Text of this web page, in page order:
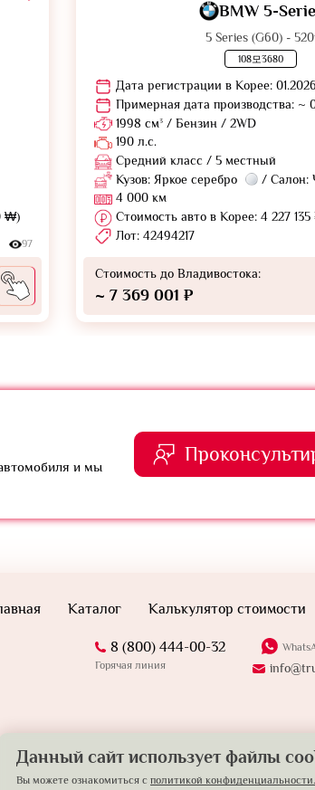
₩)
97
BMW 5-
5 Series (G60) -
108모3680
Дата регистрации в Корее: 01.2026
Примерная дата производства: ~
1998 см³ / Бензин / 2WD
190 л.с.
Средний класс / 5 местный
Кузов: Яркое серебро
/ Салон:
4 000 км
Стоимость авто в Корее: 4 227
Лот: 42494217
Стоимость до Владивостока:
~ 7 369 001 ₽
и мы
Каталог Калькулятор стоимости
8 (800) 444-00-32
Горячая линия
Данный сайт использует файлы
Вы можете ознакомиться с политикой конфиденциальности.